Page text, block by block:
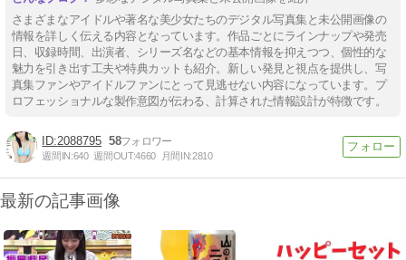
さまざまなアイドルや著名な美少女たちのデジタル写真集と未公開画像の
情報を詳しく伝える内容となっています。作品ごとにラインナップや発売
日、収録時間、出演者、シリーズ名などの基本情報を抑えつつ、個性的な
魅力を引き出す工夫や特典カットも紹介。新しい発見と視点を提供し、写
真集ファンやアイドルファンにとって見逃せない内容になっています。プ
ロフェッショナルな製作意図が伝わる、計算された情報設計が特徴です。
2088795 58
週間IN:640 週間OUT:4660 月間IN:2810
最新の記事画像